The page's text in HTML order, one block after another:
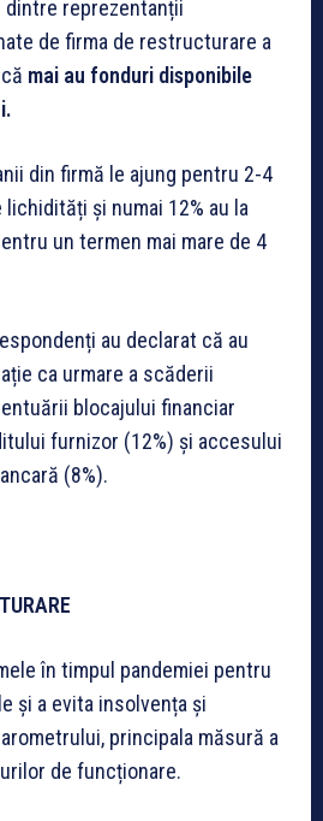
dintre reprezentanții
de firma de restructurare a
mai au fonduri disponibile
din firmă le ajung pentru 2-4
lichidități și numai 12% au la
un termen mai mare de 4
au declarat că au
ca urmare a scăderii
blocajului financiar
furnizor (12%) și accesului
(8%).
în timpul pandemiei pentru
și a evita insolvența și
principala măsură a
de funcționare.